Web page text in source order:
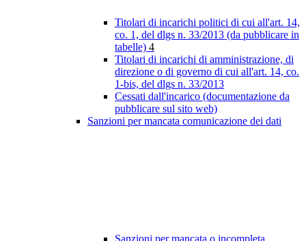
Titolari di incarichi politici di cui all'art. 14,
co. 1, del dlgs n. 33/2013 (da pubblicare in
tabelle) 4
Titolari di incarichi di amministrazione, di
direzione o di governo di cui all'art. 14, co.
1-bis, del dlgs n. 33/2013
Cessati dall'incarico (documentazione da
pubblicare sul sito web)
Sanzioni per mancata comunicazione dei dati